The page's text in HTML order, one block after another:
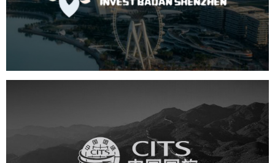
机构组织 国企 品牌官网 网站建设 网站设计
中国国旅